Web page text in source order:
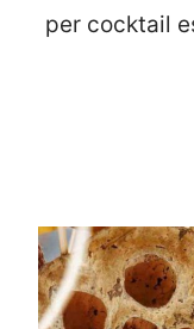
per cocktail